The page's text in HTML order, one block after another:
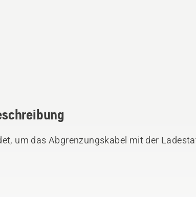
um das Abgrenzungskabel mit der